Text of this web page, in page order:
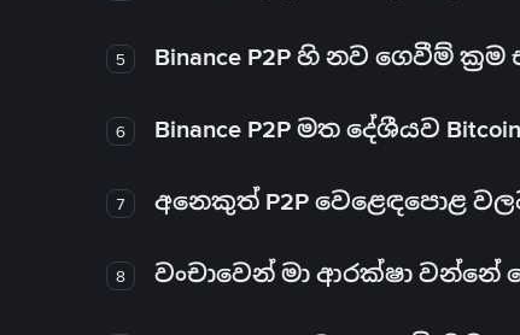
5 Binance P2P හි නව ගෙවීම්
6 Binance P2P මත දේශීයව
7 අනෙකුත් P2P වෙළෙඳපොළ
8 වංචාවෙන් මා ආරක්ෂා වන්නේ